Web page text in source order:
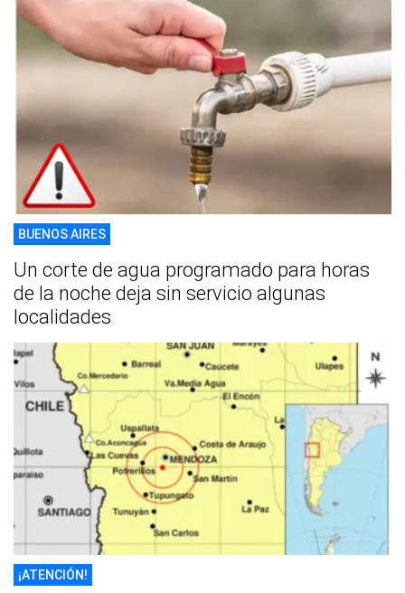
BUENOS AIRES
Un corte de agua programado para horas
de la noche deja sin servicio algunas
localidades
¡ATENCIÓN!